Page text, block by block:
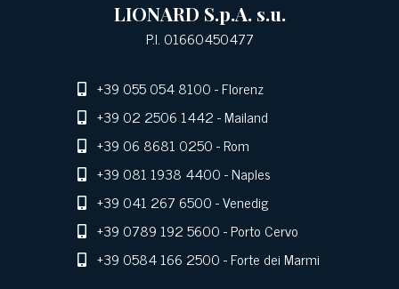
LIONARD S.p.A. s.u.
P.I. 01660450477
+39 055 054 8100- Florenz
+39 02 2506 1442- Mailand
+39 06 8681 0250- Rom
+39 081 1938 4400- Naples
+39 041 267 6500- Venedig
+39 0789 192 5600- Porto Cervo
+39 0584 166 2500- Forte dei Marmi